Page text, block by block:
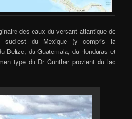
des eaux du versant atlantique de
sud-est du Mexique (y compris la
Belize, du Guatemala, du Honduras et
type du Dr Günther provient du lac